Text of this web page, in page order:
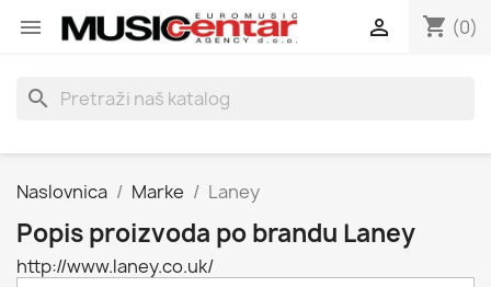
 shopping_cart (0)

search
Naslovnica Marke Laney
Popis proizvoda po brandu Laney
http://www.laney.co.uk/